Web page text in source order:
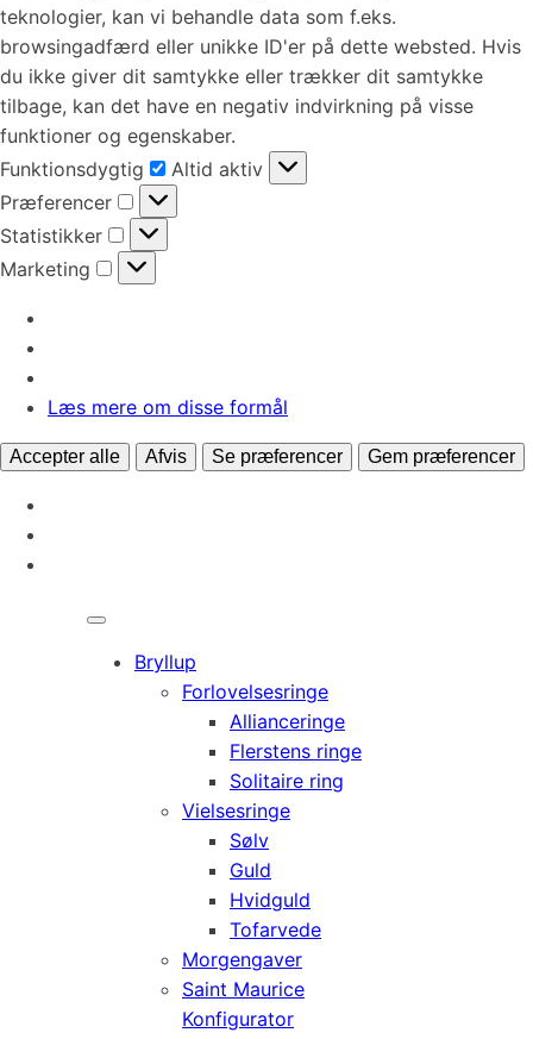
teknologier, kan vi behandle data som f.eks.
browsingadfærd eller unikke ID'er på dette websted. Hvis
du ikke giver dit samtykke eller trækker dit samtykke
tilbage, kan det have en negativ indvirkning på visse
funktioner og egenskaber.
Funktionsdygtig
Funktionsdygtig
Altid aktiv
Præferencer
Præferencer
Statistikker
Statistikker
Marketing
Marketing
Læs mere om disse formål
Accepter alle Afvis Se præferencer Gem præferencer
Bryllup
Forlovelsesringe
Allianceringe
Flerstens ringe
Solitaire ring
Vielsesringe
Sølv
Guld
Hvidguld
Tofarvede
Morgengaver
Saint Maurice
Konfigurator